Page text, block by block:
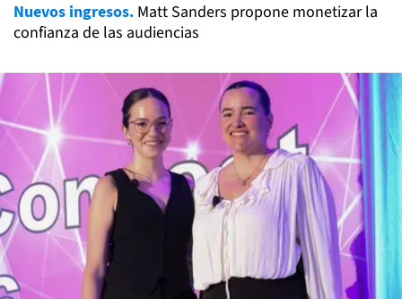
Nuevos ingresos. Matt Sanders propone monetizar la
confianza de las audiencias